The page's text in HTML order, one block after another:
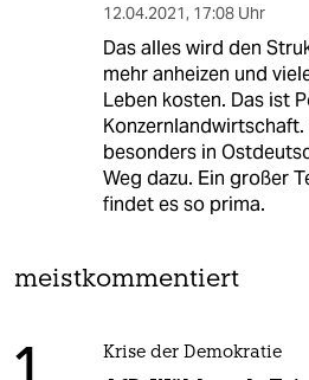
12.04.2021, 17:08 Uhr
Das alles wird den
mehr anheizen und
Leben kosten. Das ist
besonders in
Weg dazu. Ein großer
findet es so prima.
meistkommentiert
Krise der Demokratie